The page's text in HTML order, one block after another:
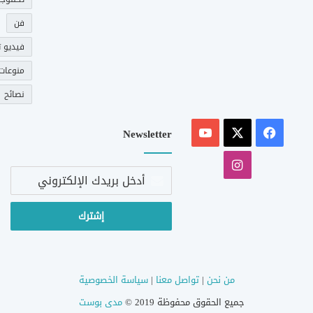
فن
فيديو
نصائح
فيسبوك
‫YouTube
انستقرام
Newsletter
أدخل
الإلكتروني
من نحن |تواصل معنا |سياسة الخصوصية
جميع الحقوق محفوظة 2019 ©
مدى بوست